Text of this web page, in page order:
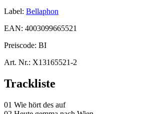
Label: Bellaphon
EAN: 4003099665521
Preiscode: BI
Art. Nr.: X13165521-2
Trackliste
01 Wie hört des auf